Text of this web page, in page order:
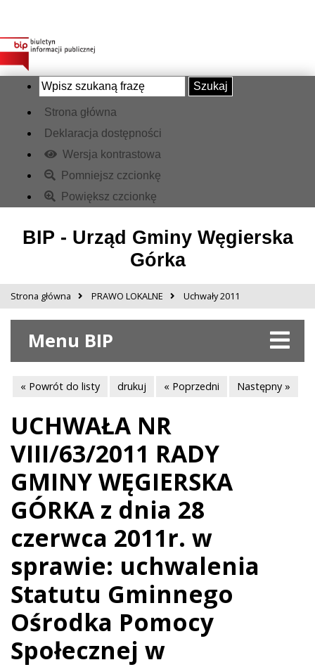
Szukaj
Strona główna
Deklaracja dostępności
Wersja kontrastowa
Pomniejsz czcionkę
Powiększ czcionkę
BIP - Urząd Gminy Węgierska
Górka
Strona główna PRAWO LOKALNE Uchwały 2011
Menu BIP
« Powrót do listy drukuj « Poprzedni Następny »
UCHWAŁA NR
VIII/63/2011 RADY
GMINY WĘGIERSKA
GÓRKA z dnia 28
czerwca 2011r. w
sprawie: uchwalenia
Statutu Gminnego
Ośrodka Pomocy
Społecznej w